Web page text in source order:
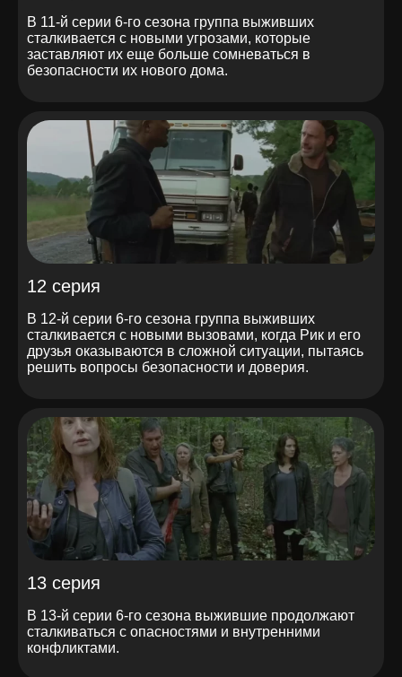
В 11-й серии 6-го сезона группа выживших
сталкивается с новыми угрозами, которые
заставляют их еще больше сомневаться в
безопасности их нового дома.
12 серия
В 12-й серии 6-го сезона группа выживших
сталкивается с новыми вызовами, когда Рик и его
друзья оказываются в сложной ситуации, пытаясь
решить вопросы безопасности и доверия.
13 серия
В 13-й серии 6-го сезона выжившие продолжают
сталкиваться с опасностями и внутренними
конфликтами.